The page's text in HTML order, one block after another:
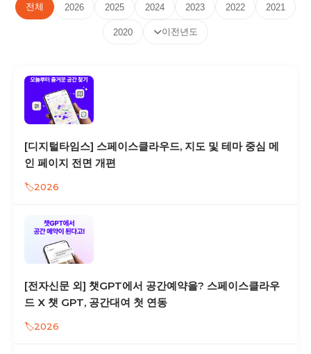
전체 2026 2025 2024 2023 2022 2021
2020 이전년도
[디지털타임스] 스페이스클라우드, 지도 및 테마 중심 메
인 페이지 전면 개편
2026
[전자신문 외] 챗GPT에서 공간예약을? 스페이스클라우
드 X 챗 GPT, 공간대여 첫 연동
2026